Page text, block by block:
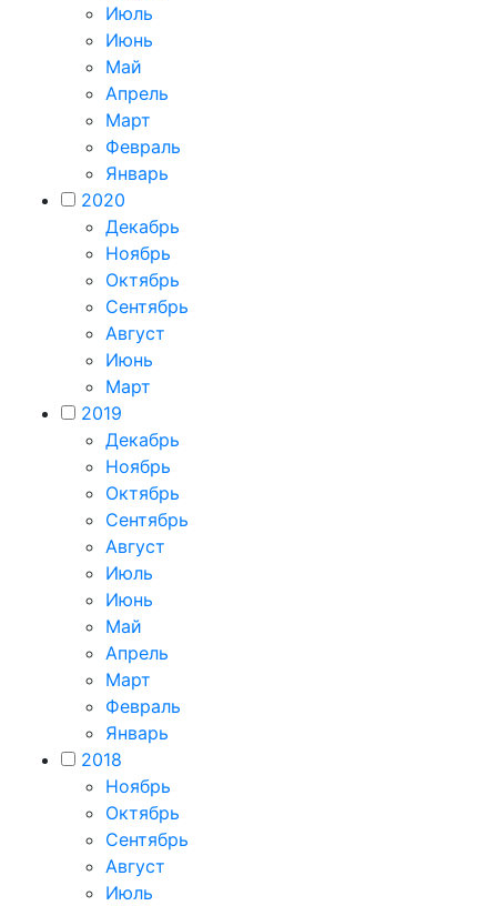
Июль
Июнь
Май
Апрель
Март
Февраль
Январь
2020
Декабрь
Ноябрь
Октябрь
Сентябрь
Август
Июнь
Март
2019
Декабрь
Ноябрь
Октябрь
Сентябрь
Август
Июль
Июнь
Май
Апрель
Март
Февраль
Январь
2018
Ноябрь
Октябрь
Сентябрь
Август
Июль